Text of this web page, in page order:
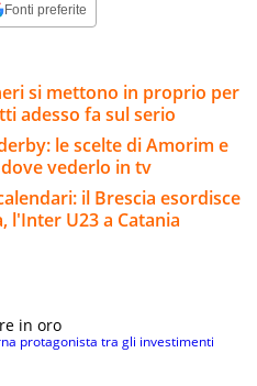
Fonti preferite
si mettono in proprio per
adesso fa sul serio
le scelte di Amorim e
dove vederlo in tv
il Brescia esordisce
l'Inter U23 a Catania
in oro
protagonista tra gli investimenti